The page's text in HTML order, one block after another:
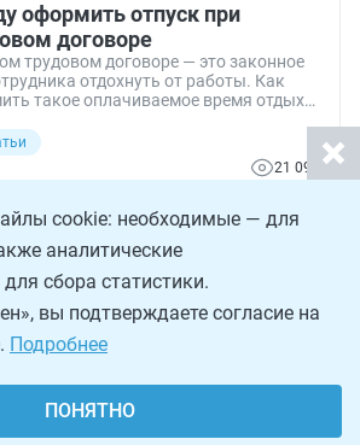
оформить отпуск при
договоре
трудовом договоре — это законное
отдохнуть от работы. Как
такое оплачиваемое время отдыха
21 091
cookie: необходимые — для
аналитические
сбора статистики.
вы подтверждаете согласие на
Подробнее
ПОНЯТНО